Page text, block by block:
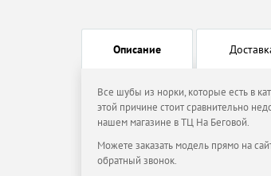
Описание
Все шубы из норки, которые есть в
этой причине стоит сравнительно
нашем магазине в ТЦ На Беговой.
Можете заказать модель прямо на
обратный звонок.